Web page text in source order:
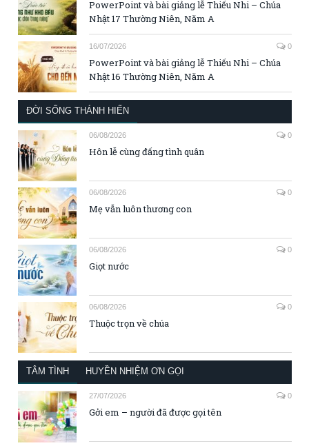
PowerPoint và bài giảng lễ Thiếu Nhi – Chúa
Nhật 17 Thường Niên, Năm A
16/07/2026 0
PowerPoint và bài giảng lễ Thiếu Nhi – Chúa
Nhật 16 Thường Niên, Năm A
ĐỜI SỐNG THÁNH HIẾN
06/08/2026 0
Hôn lễ cùng đấng tình quân
06/08/2026 0
Mẹ vẫn luôn thương con
06/08/2026 0
Giọt nước
06/08/2026 0
Thuộc trọn về chúa
TÂM TÌNH HUYỀN NHIỆM ƠN GỌI
27/07/2026 0
Gởi em – người đã được gọi tên